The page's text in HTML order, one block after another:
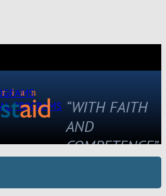
PROGRAMS “WITH FAITH
AND
COMPETENCE”